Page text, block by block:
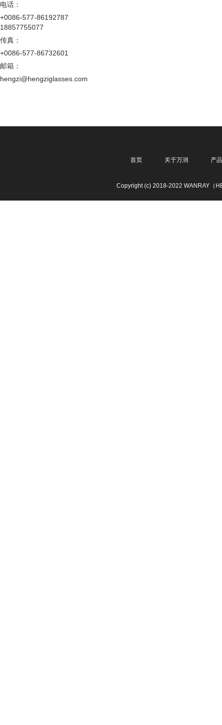
电话：
+0086-577-86192787
18857755077
传真：
+0086-577-86732601
邮箱：
hengzi@hengziglasses.com
首页 关于万润 产
Copyright (c) 2018-2022 WANRAY（